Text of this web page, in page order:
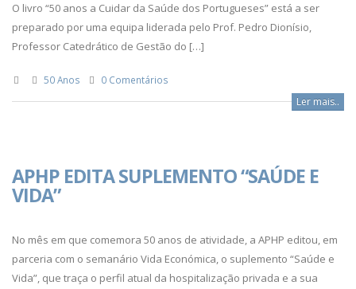
O livro “50 anos a Cuidar da Saúde dos Portugueses” está a ser
preparado por uma equipa liderada pelo Prof. Pedro Dionísio,
Professor Catedrático de Gestão do […]
50 Anos 0 Comentários
Ler mais..
APHP EDITA SUPLEMENTO “SAÚDE E
VIDA”
No mês em que comemora 50 anos de atividade, a APHP editou, em
parceria com o semanário Vida Económica, o suplemento “Saúde e
Vida”, que traça o perfil atual da hospitalização privada e a sua